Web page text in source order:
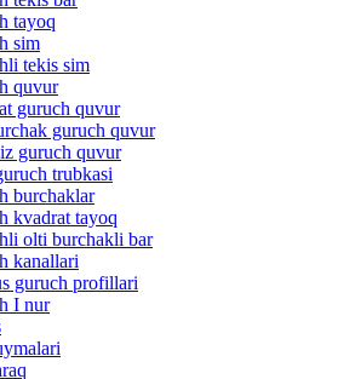
tayoq
sim
tekis sim
quvur
guruch quvur
guruch quvur
guruch quvur
trubkasi
burchaklar
kvadrat tayoq
olti burchakli bar
kanallari
guruch profillari
I nur